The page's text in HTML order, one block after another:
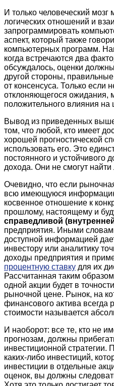
И только человеческий
логических отношений и
запрограммировать
аспект, который также
компьютерных программ.
когда встречаются два
обсуждалось, оценки
другой стороны,
от консенсуса. Только если
отклоняющегося ожидания,
положительного влияния на
Вывод из приведенных
том, что любой, кто имеет
хорошей прогностической
использовать его. Это
постоянного и устойчивого
дохода. Они не смогут
Очевидно, что если
всю имеющуюся
косвенное отношение к
прошлому, настоящему и
справедливой
предприятия. Иными
доступной информацией
инвестору или аналитику
доходы предприятия и
процентную ставку для их
Рассчитанная таким
одной акции будет в
рыночной цене. Рынок, на
финансового актива всегда
стоимости называется
И наоборот: все те, кто не
прогнозам, должны
инвестиционной стратегии.
каких-либо инвестиций,
инвестиции в отдельные
оценок, вы должны